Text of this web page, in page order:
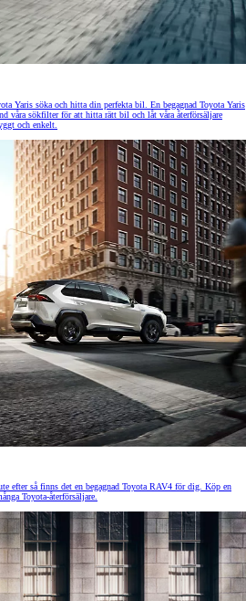
Yaris söka och hitta din perfekta bil. En begagnad Toyota Yaris
våra sökfilter för att hitta rätt bil och låt våra återförsäljare
och enkelt.
efter så finns det en begagnad Toyota RAV4 för dig. Köp en
Toyota-återförsäljare.